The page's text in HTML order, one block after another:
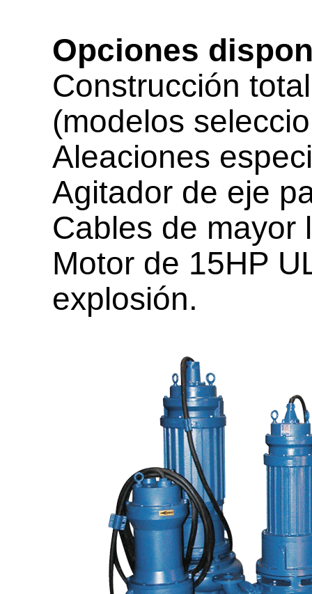
Opciones
Construcción
(modelos
Aleaciones
Agitador de eje
Cables de mayor
Motor de 15HP
explosión.